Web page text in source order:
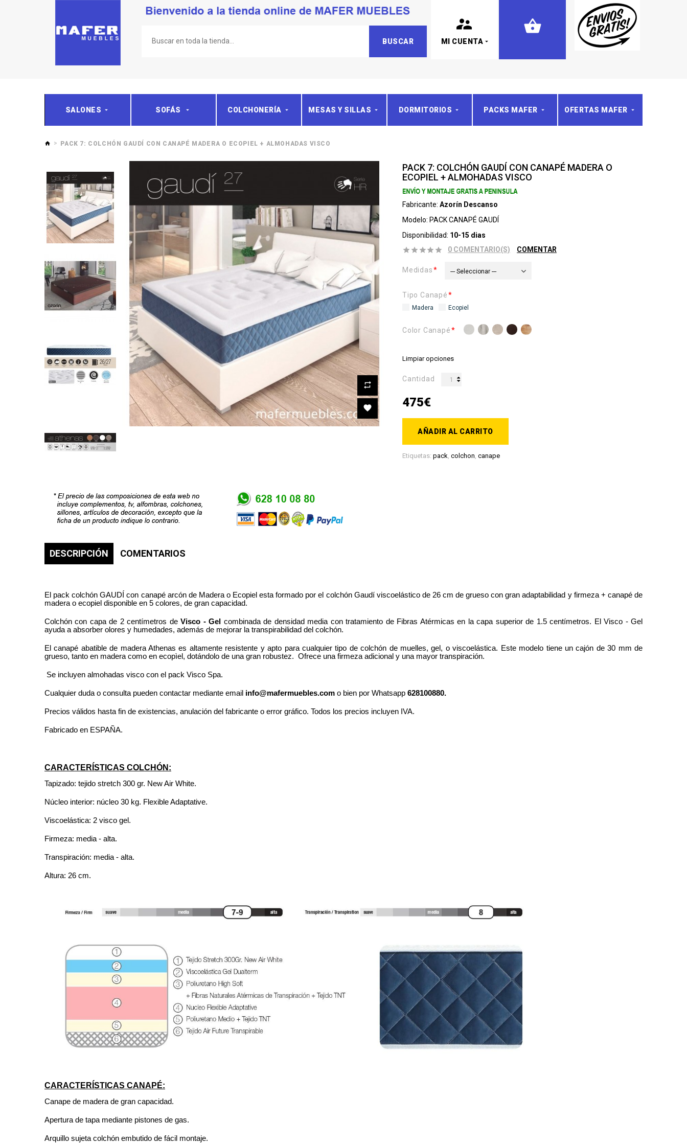
BUSCAR MI CUENTA
SALONES SOFÁS COLCHONERÍA MESAS Y SILLAS DORMITORIOS PACKS MAFER OFERTAS MAFER
PACK 7: COLCHÓN GAUDÍ CON CANAPÉ MADERA O ECOPIEL + ALMOHADAS VISCO
PACK 7: COLCHÓN GAUDÍ CON CANAPÉ MADERA O
ECOPIEL + ALMOHADAS VISCO
Fabricante: Azorín Descanso
Modelo: PACK CANAPÉ GAUDÍ
Disponibilidad: 10-15 dias
0 COMENTARIO(S)
COMENTAR
Medidas --- Seleccionar ---
Tipo Canapé
Madera Ecopiel
Color Canapé
Limpiar opciones
Cantidad
475€
AÑADIR AL CARRITO
Etiquetas: pack, colchon, canape
DESCRIPCIÓN COMENTARIOS
El pack colchón GAUDÍ con canapé arcón de Madera o Ecopiel esta formado por el colchón Gaudí viscoelástico de 26 cm de grueso con gran adaptabilidad y firmeza + canapé de
madera o ecopiel disponible en 5 colores, de gran capacidad.
Colchón con capa de 2 centímetros deVisco - Gel combinada de densidad media con tratamiento de Fibras Atérmicas en la capa superior de 1.5 centímetros. El Visco - Gel
ayuda a absorber olores y humedades, además de mejorar la transpirabilidad del colchón.
El canapé abatible de madera Athenas es altamente resistente y apto para cualquier tipo de colchón de muelles, gel, o viscoelástica. Este modelo tiene un cajón de 30 mm de
grueso, tanto en madera como en ecopìel, dotándolo de una gran robustez. Ofrece una firmeza adicional y una mayor transpiración.
Se incluyen almohadas visco con el pack Visco Spa.
Cualquier duda o consulta pueden contactar mediante email info@mafermuebles.com o bien por Whatsapp 628100880.
Precios válidos hasta fin de existencias, anulación del fabricante o error gráfico. Todos los precios incluyen IVA.
Fabricado en ESPAÑA.
CARACTERÍSTICAS COLCHÓN:
Tapizado: tejido stretch 300 gr. New Air White.
Núcleo interior: núcleo 30 kg. Flexible Adaptative.
Viscoelástica: 2 visco gel.
Firmeza: media - alta.
Transpiración: media - alta.
Altura: 26 cm.
CARACTERÍSTICAS CANAPÉ:
Canape de madera de gran capacidad.
Apertura de tapa mediante pistones de gas.
Arquillo sujeta colchón embutido de fácil montaje.